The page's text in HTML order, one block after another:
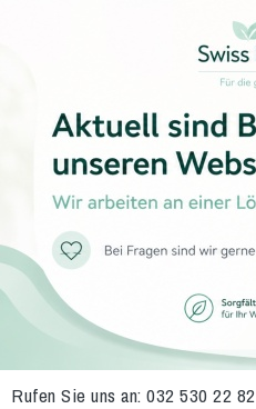
Rufen Sie uns an: 032 530 22 82